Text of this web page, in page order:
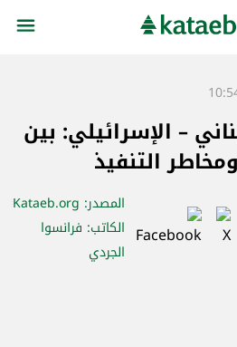
– الإسرائيلي: بين
التنفيذ
المصدر: Kataeb.org
الكاتب: فرانسوا
الجردي